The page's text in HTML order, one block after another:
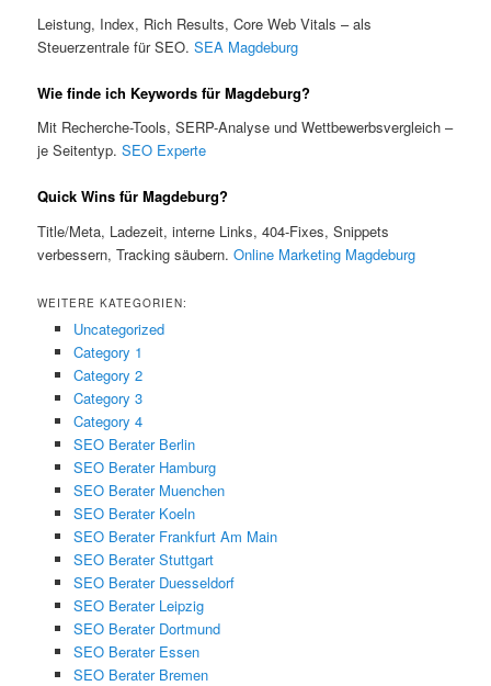
Leistung, Index, Rich Results, Core Web Vitals – als
Steuerzentrale für SEO.SEA Magdeburg
Wie finde ich Keywords für Magdeburg?
Mit Recherche-Tools, SERP-Analyse und Wettbewerbsvergleich –
je Seitentyp.SEO Experte
Quick Wins für Magdeburg?
Title/Meta, Ladezeit, interne Links, 404-Fixes, Snippets
verbessern, Tracking säubern.Online Marketing Magdeburg
WEITERE KATEGORIEN:
Uncategorized
Category 1
Category 2
Category 3
Category 4
SEO Berater Berlin
SEO Berater Hamburg
SEO Berater Muenchen
SEO Berater Koeln
SEO Berater Frankfurt Am Main
SEO Berater Stuttgart
SEO Berater Duesseldorf
SEO Berater Leipzig
SEO Berater Dortmund
SEO Berater Essen
SEO Berater Bremen